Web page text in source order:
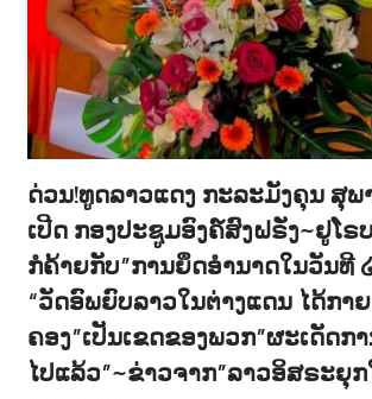
ດ່ວນ!ທູດລາວແດງ ກະລະມັງຄຸນ ສຸພ
ເປີດ ກອງປະຊູມອົງຄ໌ສົງຝຣັ່ງ~ຢູໂຣ
ກໍຄ້າຍກັບ”ການຍຶດອຳນາດໃນວັນທີ
“ວັດອົພຍົບລາວໃນຕ່າງແດນ ໄດ້ກາ
ຄອງ”ເປັນເຂດຂອງພວກ”ຜະເດັດກ
ໄປແລ້ວ”~ຂ່າວຈາກ”ລາວອິສຣະຍຸ